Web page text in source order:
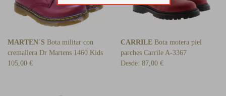
MARTEN´S Bota militar con
cremallera Dr Martens 1460 Kids
105,00 €
CARRILE Bota motera piel
parches Carrile A-3367
Desde: 87,00 €